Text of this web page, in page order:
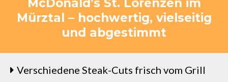
McDonald’s St. Lorenzen im
Mürztal – hochwertig, vielseitig
und abgestimmt
Verschiedene Steak-Cuts frisch vom Grill